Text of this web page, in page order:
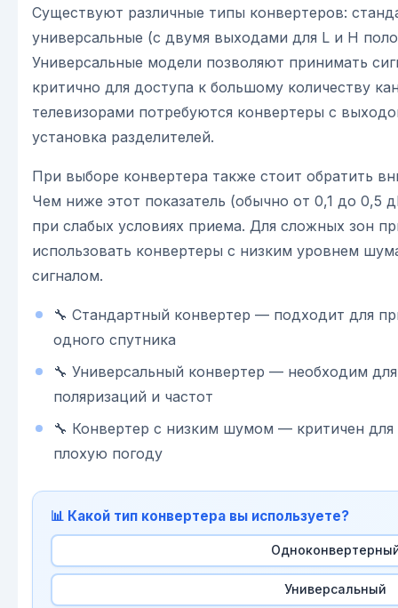
Существуют различные типы конвертеров:
универсальные (с двумя выходами для L и H
Универсальные модели позволяют принимать
критично для доступа к большому количеству
телевизорами потребуются конвертеры с
установка разделителей.
При выборе конвертера также стоит обратить
Чем ниже этот показатель (обычно от 0,1 до 0,5
при слабых условиях приема. Для сложных зон
использовать конвертеры с низким уровнем
сигналом.
🔧 Стандартный конвертер — подходит для
одного спутника
🔧 Универсальный конвертер — необходим
поляризаций и частот
🔧 Конвертер с низким шумом — критичен
плохую погоду
📊 Какой тип конвертера вы используете?
Универсальный